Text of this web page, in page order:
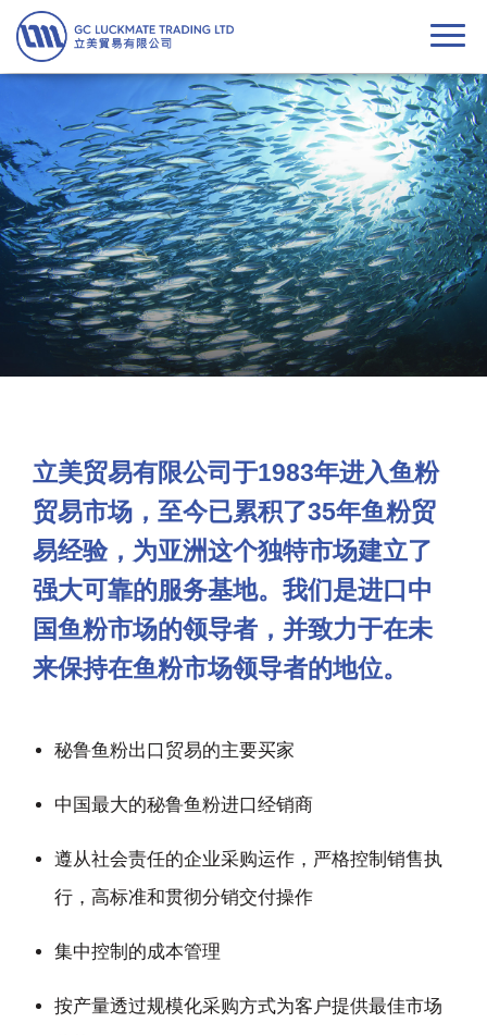
立美贸易有限公司于1983年进入鱼粉
贸易市场，至今已累积了35年鱼粉贸
易经验，为亚洲这个独特市场建立了
强大可靠的服务基地。我们是进口中
国鱼粉市场的领导者，并致力于在未
来保持在鱼粉市场领导者的地位。
秘鲁鱼粉出口贸易的主要买家
中国最大的秘鲁鱼粉进口经销商
遵从社会责任的企业采购运作，严格控制销售执
行，高标准和贯彻分销交付操作
集中控制的成本管理
按产量透过规模化采购方式为客户提供最佳市场